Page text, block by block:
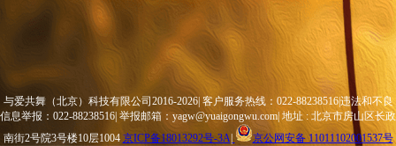
与爱共舞（北京）科技有限公司2016-2026| 客户服务热线：022-88238516|违法和不良
信息举报：022-88238516| 举报邮箱：yagw@yuaigongwu.com| 地址 : 北京市房山区长政
南街2号院3号楼10层1004 京ICP备18013292号-3A| 京公网安备 11011102001537号